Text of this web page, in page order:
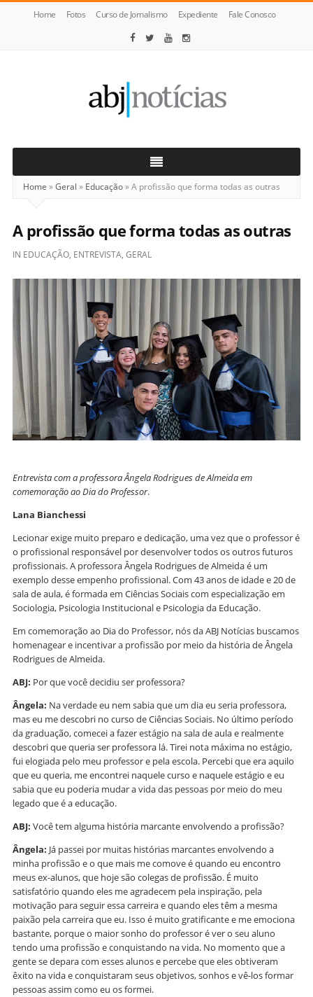
Home Fotos Curso de Jornalismo Expediente Fale Conosco
Notícias
Home »Geral » Educação»A profissão que forma todas as outras
A profissão que forma todas as outras
IN EDUCAÇÃO, ENTREVISTA, GERAL
Entrevista com a professora Ângela Rodrigues de Almeida em
comemoração ao Dia do Professor.
Lana Bianchessi
Lecionar exige muito preparo e dedicação, uma vez que o professor é
o profissional responsável por desenvolver todos os outros futuros
profissionais. A professora Ângela Rodrigues de Almeida é um
exemplo desse empenho profissional. Com 43 anos de idade e 20 de
sala de aula, é formada em Ciências Sociais com especialização em
Sociologia, Psicologia Institucional e Psicologia da Educação.
Em comemoração ao Dia do Professor, nós da ABJ Notícias buscamos
homenagear e incentivar a profissão por meio da história de Ângela
Rodrigues de Almeida.
ABJ: Por que você decidiu ser professora?
Ângela: Na verdade eu nem sabia que um dia eu seria professora,
mas eu me descobri no curso de Ciências Sociais. No último período
da graduação, comecei a fazer estágio na sala de aula e realmente
descobri que queria ser professora lá. Tirei nota máxima no estágio,
fui elogiada pelo meu professor e pela escola. Percebi que era aquilo
que eu queria, me encontrei naquele curso e naquele estágio e eu
sabia que eu poderia mudar a vida das pessoas por meio do meu
legado que é a educação.
ABJ: Você tem alguma história marcante envolvendo a profissão?
Ângela: Já passei por muitas histórias marcantes envolvendo a
minha profissão e o que mais me comove é quando eu encontro
meus ex-alunos, que hoje são colegas de profissão. É muito
satisfatório quando eles me agradecem pela inspiração, pela
motivação para seguir essa carreira e quando eles têm a mesma
paixão pela carreira que eu. Isso é muito gratificante e me emociona
bastante, porque o maior sonho do professor é ver o seu aluno
tendo uma profissão e conquistando na vida. No momento que a
gente se depara com esses alunos e percebe que eles obtiveram
êxito na vida e conquistaram seus objetivos, sonhos e vê-los formar
pessoas assim como eu os formei.